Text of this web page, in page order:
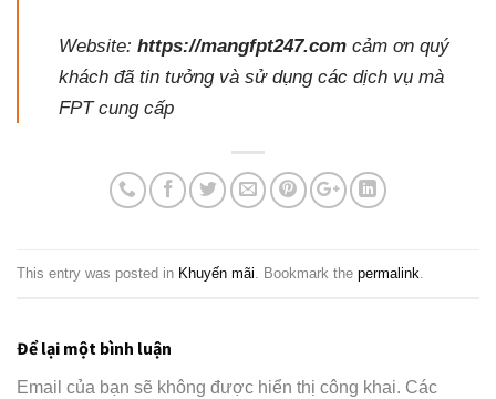
Website: https://mangfpt247.com cảm ơn quý
khách đã tin tưởng và sử dụng các dịch vụ mà
FPT cung cấp
This entry was posted in Khuyến mãi . Bookmark the permalink
Để lại một bình luận
Email của bạn sẽ không được hiển thị công khai. Các